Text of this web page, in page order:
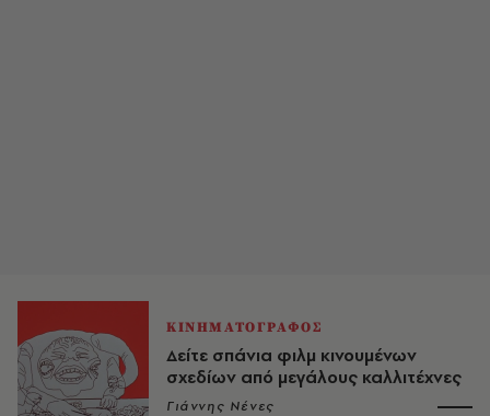
ΚΙΝΗΜΑΤΟΓΡΑΦΟΣ
Δείτε σπάνια φιλμ κινουμένων
σχεδίων από μεγάλους καλλιτέχνες
Γιάννης Νένες